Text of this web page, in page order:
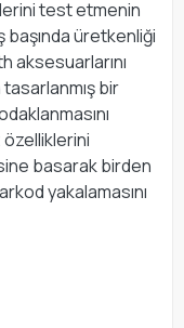
test etmenin
üretkenliği
aksesuarlarını
bir
özelliklerini
basarak birden
yakalamasını